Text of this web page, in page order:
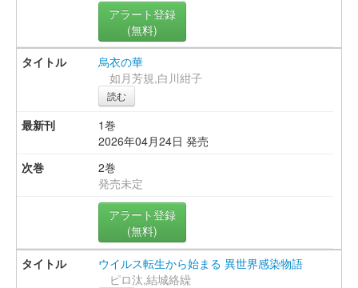
アラート登録
(無料)
烏衣の華
如月芳規,白川紺子
読む
1巻
2026年04月24日 発売
2巻
発売未定
アラート登録
(無料)
ウイルス転生から始まる 異世界感染物語
ピロ汰,結城絡繰